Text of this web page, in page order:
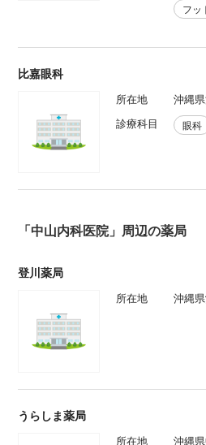
フッ
比嘉眼科
所在地
沖縄
診療科目
眼科
「中山内科医院」周辺の薬局
登川薬局
所在地 沖縄
うらしま薬局
所在地 沖縄